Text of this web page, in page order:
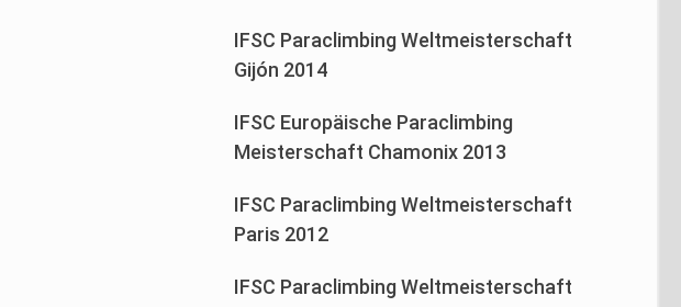
IFSC Paraclimbing Weltmeisterschaft
Gijón 2014
IFSC Europäische Paraclimbing
Meisterschaft Chamonix 2013
IFSC Paraclimbing Weltmeisterschaft
Paris 2012
IFSC Paraclimbing Weltmeisterschaft